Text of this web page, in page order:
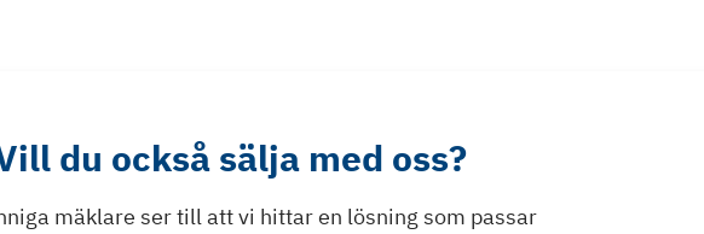
du också sälja med oss?
mäklare ser till att vi hittar en lösning som passar